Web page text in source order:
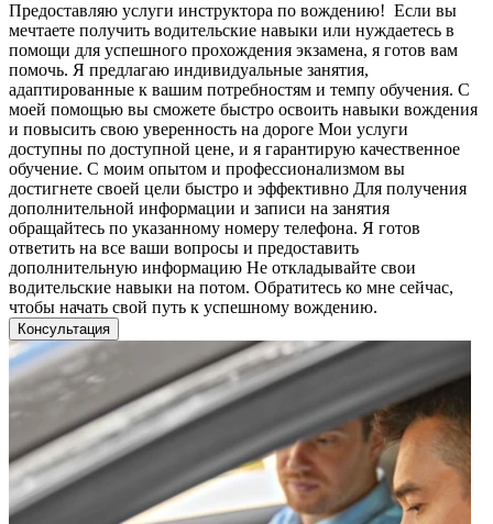
Предоставляю услуги инструктора по вождению! Если вы
мечтаете получить водительские навыки или нуждаетесь в
помощи для успешного прохождения экзамена, я готов вам
помочь. Я предлагаю индивидуальные занятия,
адаптированные к вашим потребностям и темпу обучения. С
моей помощью вы сможете быстро освоить навыки вождения
и повысить свою уверенность на дороге Мои услуги
доступны по доступной цене, и я гарантирую качественное
обучение. С моим опытом и профессионализмом вы
достигнете своей цели быстро и эффективно Для получения
дополнительной информации и записи на занятия
обращайтесь по указанному номеру телефона. Я готов
ответить на все ваши вопросы и предоставить
дополнительную информацию Не откладывайте свои
водительские навыки на потом. Обратитесь ко мне сейчас,
чтобы начать свой путь к успешному вождению.
Консультация